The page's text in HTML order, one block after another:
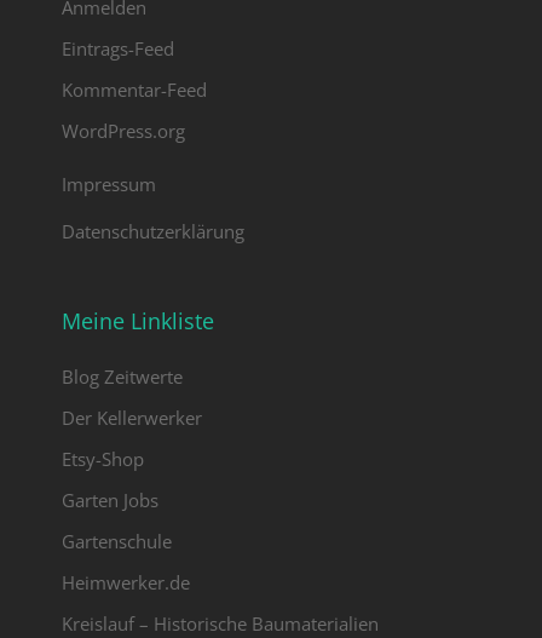
Altmark im Sommer in Hülle und Fülle
und sie erinnern mich daran, dass ich
auf dem Land lebe. Ich liebe dies
Anmelden
Eintrags-Feed
Kommentar-Feed
WordPress.org
Impressum
Datenschutzerklärung
Meine Linkliste
Blog Zeitwerte
Der Kellerwerker
Etsy-Shop
Garten Jobs
Gartenschule
Heimwerker.de
Kreislauf – Historische Baumaterialien